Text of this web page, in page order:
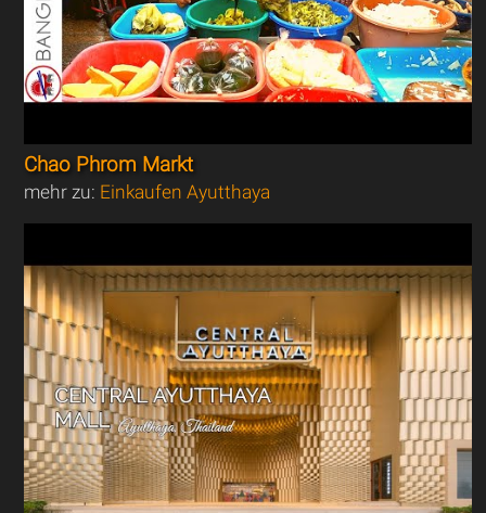
Chao Phrom Markt
mehr zu: Einkaufen Ayutthaya